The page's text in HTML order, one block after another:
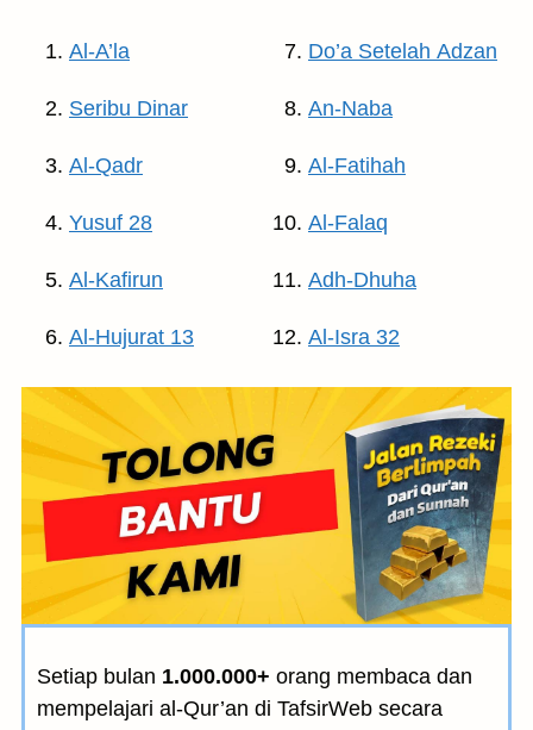
Al-A’la
Seribu Dinar
Al-Qadr
Yusuf 28
Al-Kafirun
Al-Hujurat 13
Do’a Setelah Adzan
An-Naba
Al-Fatihah
Al-Falaq
Adh-Dhuha
Al-Isra 32
Setiap bulan 1.000.000+ orang membaca dan
mempelajari al-Qur’an di TafsirWeb secara